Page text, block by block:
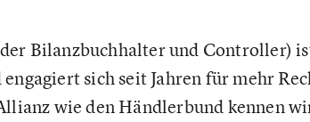
Bilanzbuchhalter und Controller)
sich seit Jahren für mehr
wie den Händlerbund kennen